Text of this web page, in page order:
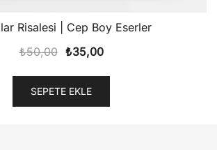
Risalesi | Cep Boy Eserler
₺50,00 Orijinal
₺50,00.
₺35,00Şu
₺35,00.
SEPETE EKLE